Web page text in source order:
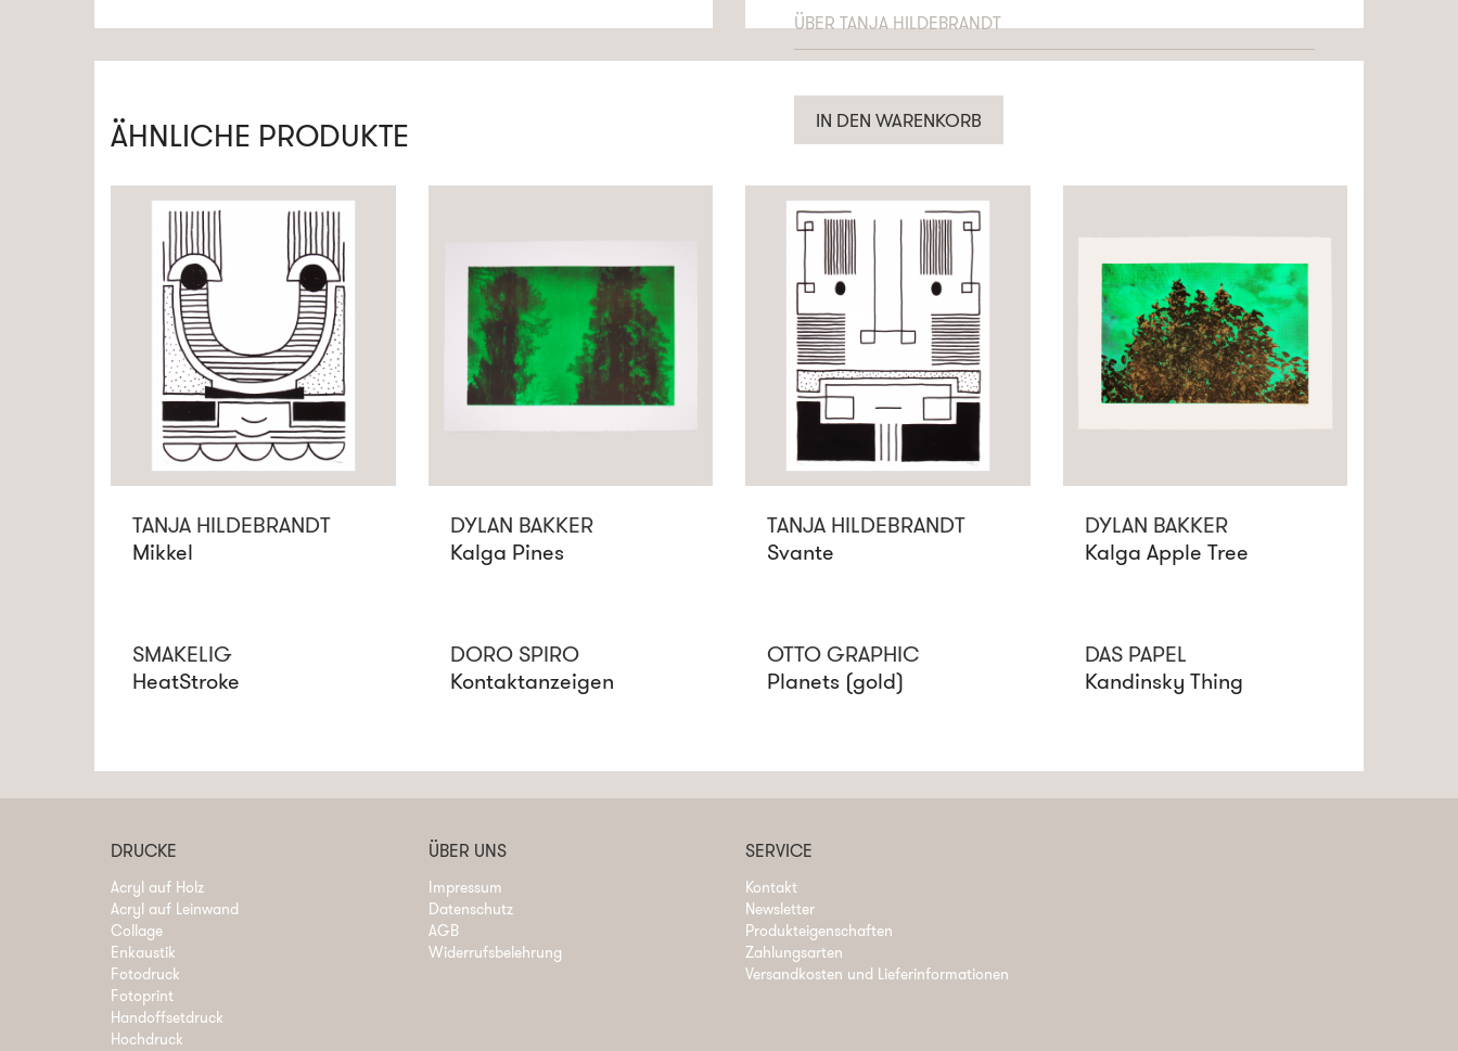
ÜBERTANJA HILDEBRANDT
IN DEN WARENKORB
ÄHNLICHE PRODUKTE
TANJA HILDEBRANDT
Mikkel
DYLAN BAKKER
Kalga Pines
TANJA HILDEBRANDT
Svante
DYLAN BAKKER
Kalga Apple Tree
SMAKELIG
HeatStroke
DORO SPIRO
Kontaktanzeigen
OTTO GRAPHIC
Planets (gold)
DAS PAPEL
Kandinsky Thing
DRUCKE
Acryl auf Holz
Acryl auf Leinwand
Collage
Enkaustik
Fotodruck
Fotoprint
Handoffsetdruck
Hochdruck
ÜBER UNS
Impressum
Datenschutz
AGB
Widerrufsbelehrung
SERVICE
Kontakt
Newsletter
Produkteigenschaften
Zahlungsarten
Versandkosten und Lieferinformationen